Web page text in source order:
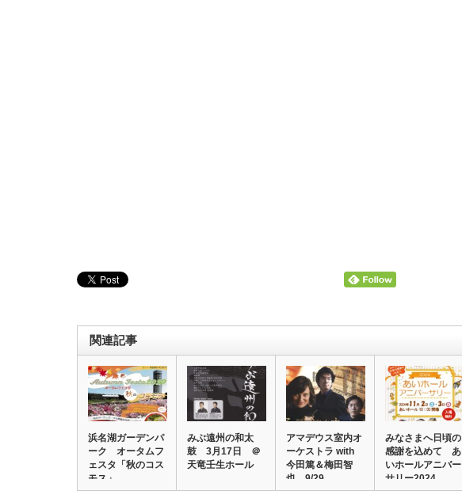
関連記事
浜名湖ガーデンパ
ーク オータムフ
ェスタ「秋のコス
モス」
みぶ遠州の和太
鼓 3月17日 ＠
天竜壬生ホール
アマデウス室内オ
ーケストラ with
今田篤＆梅田智
也 9/29…
みなさまへ日頃の
感謝を込めて あ
いホールアニバー
サリー2024